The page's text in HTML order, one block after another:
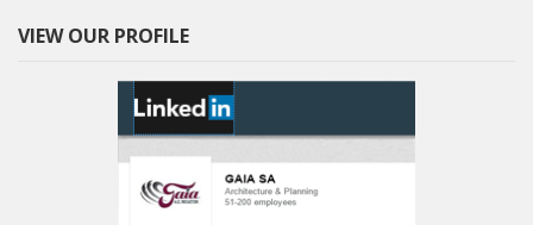
VIEW OUR PROFILE